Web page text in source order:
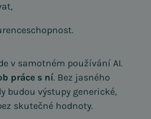
v samotném používání AI.
práce s ní. Bez jasného
budou výstupy generické,
skutečné hodnoty.